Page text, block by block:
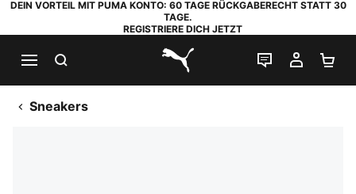
DEIN VORTEIL MIT PUMA KONTO: 60 TAGE RÜCKGABERECHT STATT 30
TAGE.
REGISTRIERE DICH JETZT
PUMA.com
LIVE-CHAT
MEIN
Sneakers